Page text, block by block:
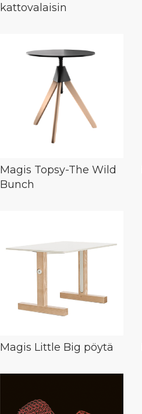
kattovalaisin
Magis Topsy-The Wild
Bunch
Magis Little Big pöytä